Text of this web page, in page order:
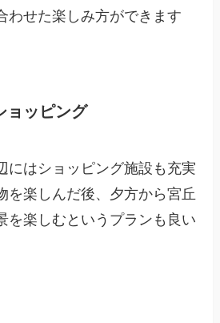
わせた楽しみ方ができます
ョッピング
にはショッピング施設も充実
を楽しんだ後、夕方から宮丘
を楽しむというプランも良い